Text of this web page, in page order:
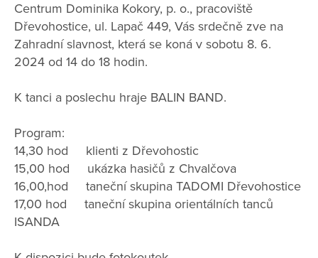
Centrum Dominika Kokory, p. o., pracoviště
Dřevohostice, ul. Lapač 449, Vás srdečně zve na
Zahradní slavnost, která se koná v sobotu 8. 6.
2024 od 14 do 18 hodin.
K tanci a poslechu hraje BALIN BAND.
Program:
14,30 hod klienti z Dřevohostic
15,00 hod ukázka hasičů z Chvalčova
16,00,hod taneční skupina TADOMI Dřevohostice
17,00 hod taneční skupina orientálních tanců
ISANDA